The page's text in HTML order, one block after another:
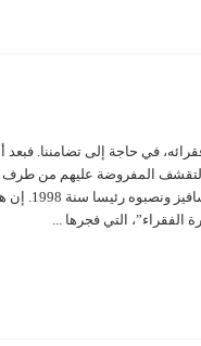
في حاجة إلى تضامننا.
المفروضة عليهم من طرف
توجه ملايين
التي فجرها ...